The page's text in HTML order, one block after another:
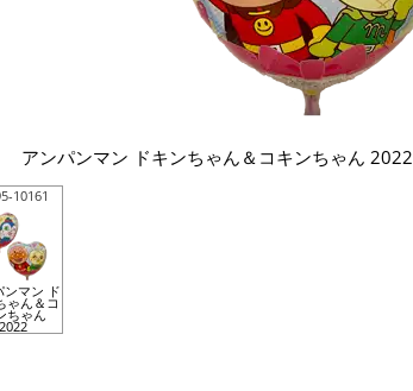
アンパンマン ドキンちゃん＆コキンちゃん 2022
10161
ンマン ド
ゃん＆コ
ちゃん
2022